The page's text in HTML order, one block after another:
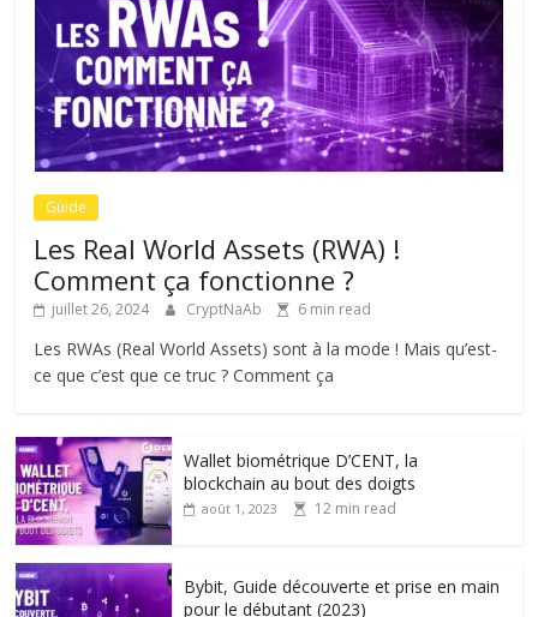
Guide
Les Real World Assets (RWA) !
Comment ça fonctionne ?
juillet 26, 2024 CryptNaAb 6 min read
Les RWAs (Real World Assets) sont à la mode ! Mais qu’est-
ce que c’est que ce truc ? Comment ça
Wallet biométrique D’CENT, la
blockchain au bout des doigts
août 1, 2023 12 min read
Bybit, Guide découverte et prise en main
pour le débutant (2023)